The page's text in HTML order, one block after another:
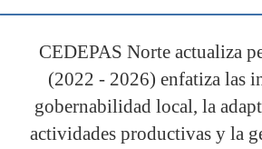
CEDEPAS Norte actualiza
(2022 - 2026) enfatiza las
gobernabilidad local, la
actividades productivas y la